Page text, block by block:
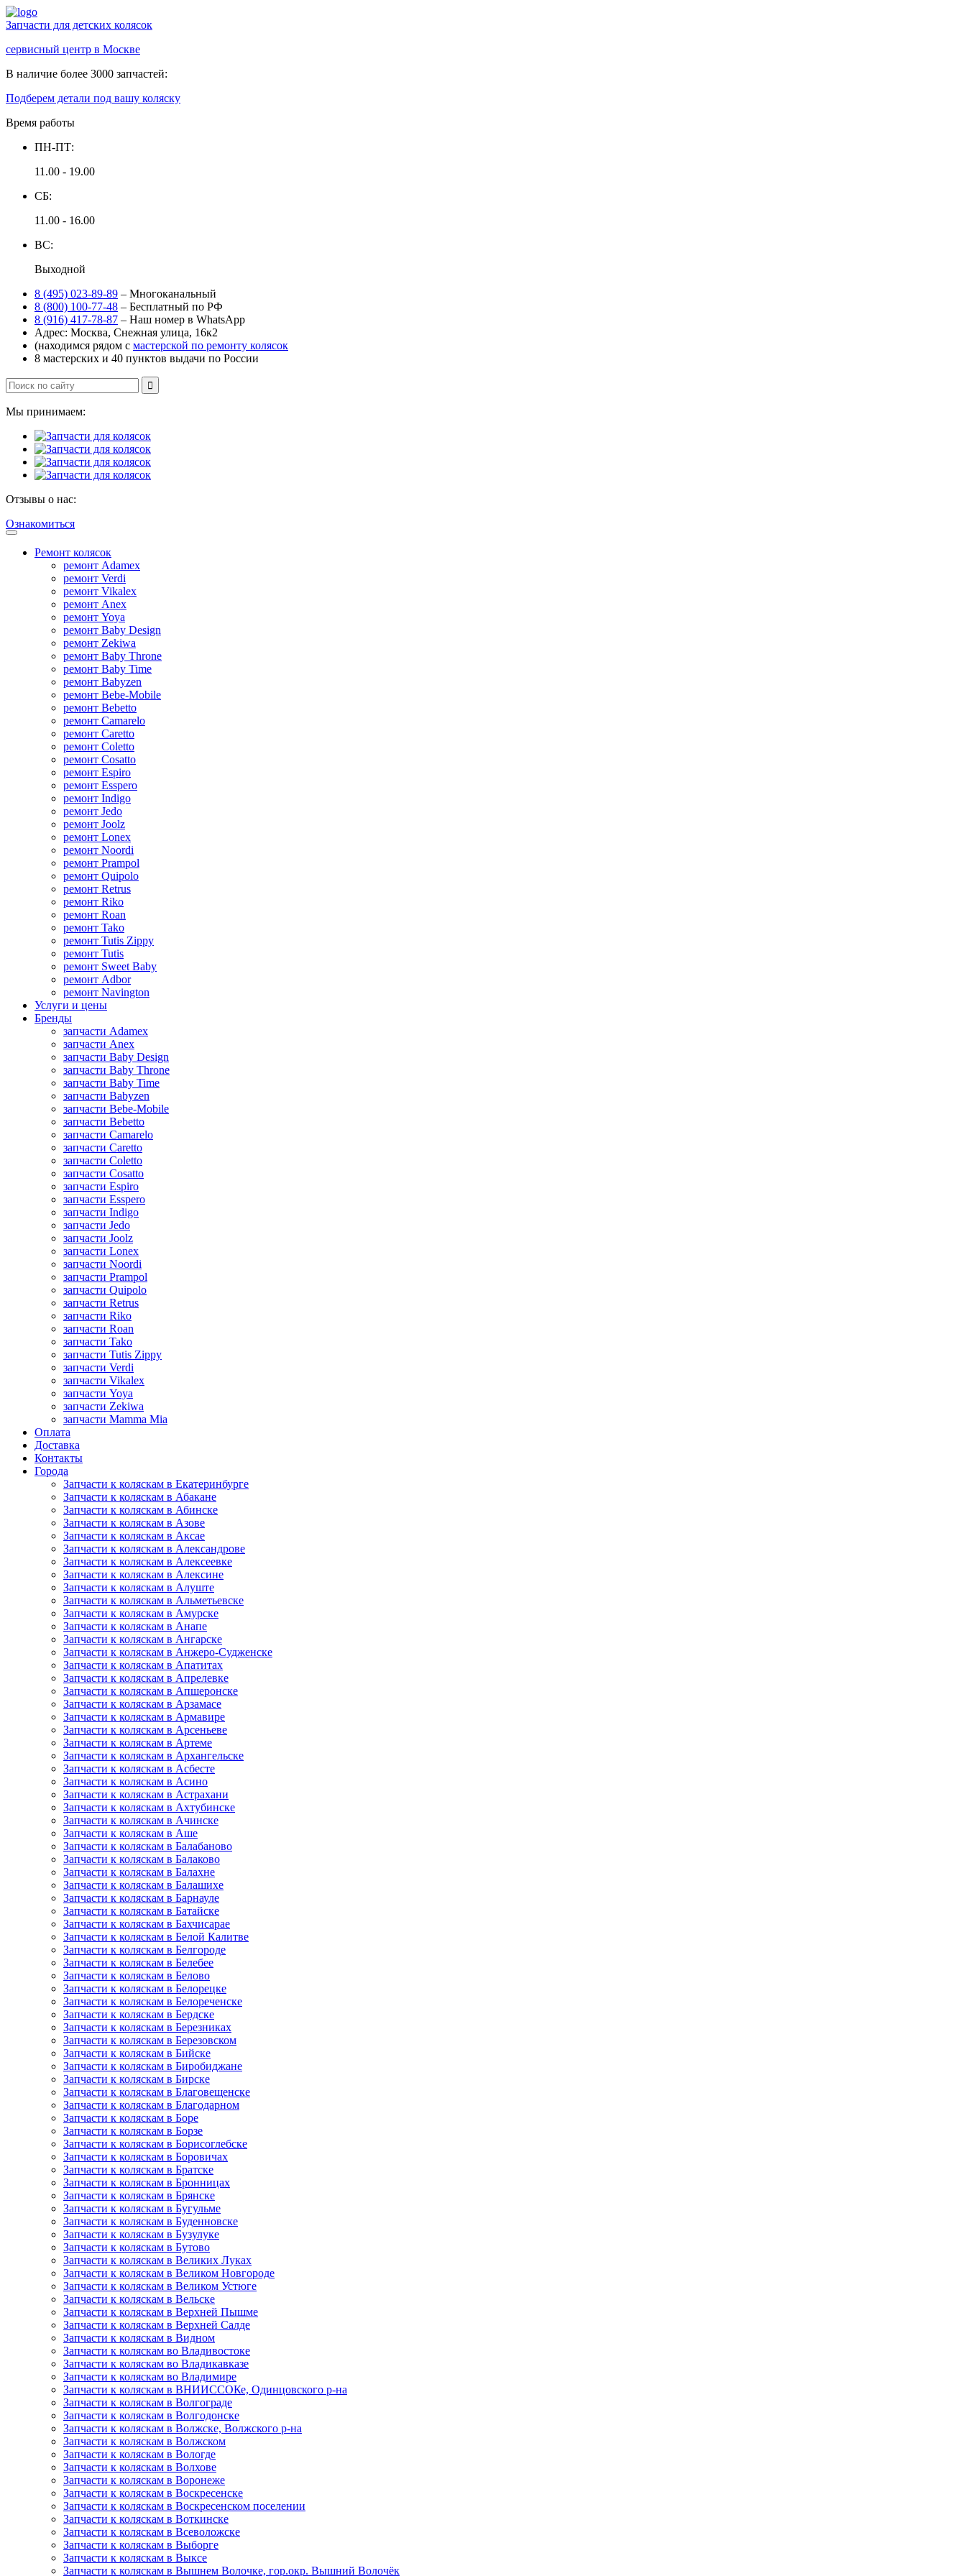
Запчасти для детских колясок
сервисный центр в Москве
В наличие более 3000 запчастей:
Подберем детали под вашу коляску
Время работы
ПН-ПТ:
11.00 - 19.00
СБ:
11.00 - 16.00
ВС:
Выходной
8 (495) 023-89-89 – Многоканальный
8 (800) 100-77-48 – Бесплатный по РФ
8 (916) 417-78-87 – Наш номер в WhatsApp
Адрес: Москва, Снежная улица, 16к2
(находимся рядом с мастерской по ремонту колясок
8 мастерских и 40 пунктов выдачи по России
Мы принимаем:
Отзывы о нас:
Ознакомиться
Ремонт колясок
ремонт Adamex
ремонт Verdi
ремонт Vikalex
ремонт Anex
ремонт Yoya
ремонт Baby Design
ремонт Zekiwa
ремонт Baby Throne
ремонт Baby Time
ремонт Babyzen
ремонт Bebe-Mobile
ремонт Bebetto
ремонт Camarelo
ремонт Caretto
ремонт Coletto
ремонт Cosatto
ремонт Espiro
ремонт Esspero
ремонт Indigo
ремонт Jedo
ремонт Joolz
ремонт Lonex
ремонт Noordi
ремонт Prampol
ремонт Quipolo
ремонт Retrus
ремонт Riko
ремонт Roan
ремонт Tako
ремонт Tutis Zippy
ремонт Tutis
ремонт Sweet Baby
ремонт Adbor
ремонт Navington
Услуги и цены
Бренды
запчасти Adamex
запчасти Anex
запчасти Baby Design
запчасти Baby Throne
запчасти Baby Time
запчасти Babyzen
запчасти Bebe-Mobile
запчасти Bebetto
запчасти Camarelo
запчасти Caretto
запчасти Coletto
запчасти Cosatto
запчасти Espiro
запчасти Esspero
запчасти Indigo
запчасти Jedo
запчасти Joolz
запчасти Lonex
запчасти Noordi
запчасти Prampol
запчасти Quipolo
запчасти Retrus
запчасти Riko
запчасти Roan
запчасти Tako
запчасти Tutis Zippy
запчасти Verdi
запчасти Vikalex
запчасти Yoya
запчасти Zekiwa
запчасти Mamma Mia
Оплата
Доставка
Контакты
Города
Запчасти к коляскам в Екатеринбурге
Запчасти к коляскам в Абакане
Запчасти к коляскам в Абинске
Запчасти к коляскам в Азове
Запчасти к коляскам в Аксае
Запчасти к коляскам в Александрове
Запчасти к коляскам в Алексеевке
Запчасти к коляскам в Алексине
Запчасти к коляскам в Алуште
Запчасти к коляскам в Альметьевске
Запчасти к коляскам в Амурске
Запчасти к коляскам в Анапе
Запчасти к коляскам в Ангарске
Запчасти к коляскам в Анжеро-Судженске
Запчасти к коляскам в Апатитах
Запчасти к коляскам в Апрелевке
Запчасти к коляскам в Апшеронске
Запчасти к коляскам в Арзамасе
Запчасти к коляскам в Армавире
Запчасти к коляскам в Арсеньеве
Запчасти к коляскам в Артеме
Запчасти к коляскам в Архангельске
Запчасти к коляскам в Асбесте
Запчасти к коляскам в Асино
Запчасти к коляскам в Астрахани
Запчасти к коляскам в Ахтубинске
Запчасти к коляскам в Ачинске
Запчасти к коляскам в Аше
Запчасти к коляскам в Балабаново
Запчасти к коляскам в Балаково
Запчасти к коляскам в Балахне
Запчасти к коляскам в Балашихе
Запчасти к коляскам в Барнауле
Запчасти к коляскам в Батайске
Запчасти к коляскам в Бахчисарае
Запчасти к коляскам в Белой Калитве
Запчасти к коляскам в Белгороде
Запчасти к коляскам в Белебее
Запчасти к коляскам в Белово
Запчасти к коляскам в Белорецке
Запчасти к коляскам в Белореченске
Запчасти к коляскам в Бердске
Запчасти к коляскам в Березниках
Запчасти к коляскам в Березовском
Запчасти к коляскам в Бийске
Запчасти к коляскам в Биробиджане
Запчасти к коляскам в Бирске
Запчасти к коляскам в Благовещенске
Запчасти к коляскам в Благодарном
Запчасти к коляскам в Боре
Запчасти к коляскам в Борзе
Запчасти к коляскам в Борисоглебске
Запчасти к коляскам в Боровичах
Запчасти к коляскам в Братске
Запчасти к коляскам в Бронницах
Запчасти к коляскам в Брянске
Запчасти к коляскам в Бугульме
Запчасти к коляскам в Буденновске
Запчасти к коляскам в Бузулуке
Запчасти к коляскам в Бутово
Запчасти к коляскам в Великих Луках
Запчасти к коляскам в Великом Новгороде
Запчасти к коляскам в Великом Устюге
Запчасти к коляскам в Вельске
Запчасти к коляскам в Верхней Пышме
Запчасти к коляскам в Верхней Салде
Запчасти к коляскам в Видном
Запчасти к коляскам во Владивостоке
Запчасти к коляскам во Владикавказе
Запчасти к коляскам во Владимире
Запчасти к коляскам в ВНИИССОКе, Одинцовского р-на
Запчасти к коляскам в Волгограде
Запчасти к коляскам в Волгодонске
Запчасти к коляскам в Волжске, Волжского р-на
Запчасти к коляскам в Волжском
Запчасти к коляскам в Вологде
Запчасти к коляскам в Волхове
Запчасти к коляскам в Воронеже
Запчасти к коляскам в Воскресенске
Запчасти к коляскам в Воскресенском поселении
Запчасти к коляскам в Воткинске
Запчасти к коляскам в Всеволожске
Запчасти к коляскам в Выборге
Запчасти к коляскам в Выксе
Запчасти к коляскам в Вышнем Волочке, гор.окр. Вышний Волочёк